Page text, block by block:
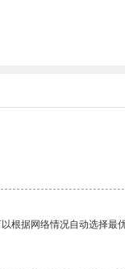
据网络情况自动选择最